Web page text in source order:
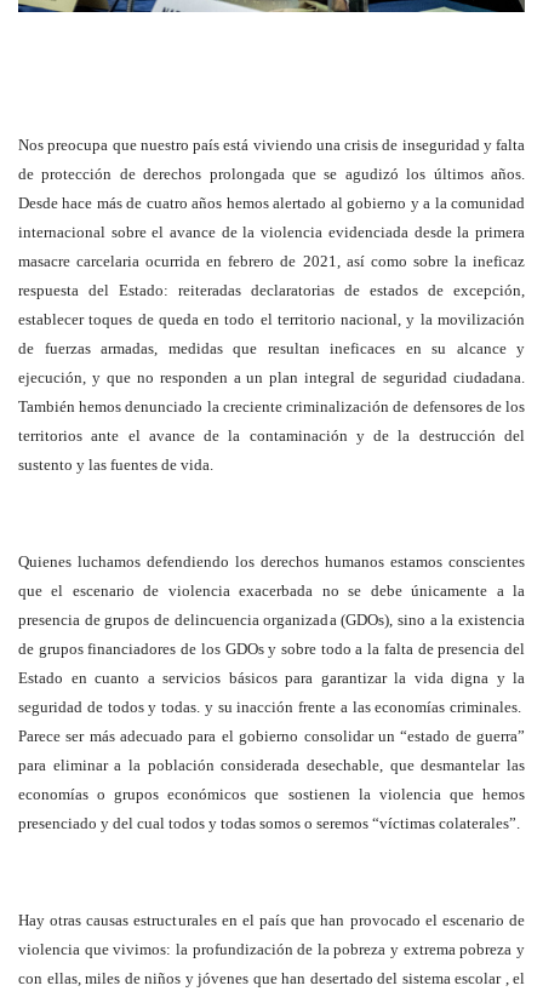
Nos preocupa que nuestro país está viviendo una crisis de inseguridad y falta
de protección de derechos prolongada que se agudizó los últimos años.
Desde hace más de cuatro años hemos alertado al gobierno y a la comunidad
internacional sobre el avance de la violencia evidenciada desde la primera
masacre carcelaria ocurrida en febrero de 2021, así como sobre la ineficaz
respuesta del Estado: reiteradas declaratorias de estados de excepción,
establecer toques de queda en todo el territorio nacional, y la movilización
de fuerzas armadas, medidas que resultan ineficaces en su alcance y
ejecución, y que no responden a un plan integral de seguridad ciudadana.
También hemos denunciado la creciente criminalización de defensores de los
territorios ante el avance de la contaminación y de la destrucción del
sustento y las fuentes de vida.
Quienes luchamos defendiendo los derechos humanos estamos conscientes
que el escenario de violencia exacerbada no se debe únicamente a la
presencia de grupos de delincuencia organizada (GDOs), sino a la existencia
de grupos financiadores de los GDOs y sobre todo a la falta de presencia del
Estado en cuanto a servicios básicos para garantizar la vida digna y la
seguridad de todos y todas. y su inacción frente a las economías criminales.
Parece ser más adecuado para el gobierno consolidar un “estado de guerra”
para eliminar a la población considerada desechable, que desmantelar las
economías o grupos económicos que sostienen la violencia que hemos
presenciado y del cual todos y todas somos o seremos “víctimas colaterales”.
Hay otras causas estructurales en el país que han provocado el escenario de
violencia que vivimos: la profundización de la pobreza y extrema pobreza y
con ellas, miles de niños y jóvenes que han desertado del sistema escolar , el